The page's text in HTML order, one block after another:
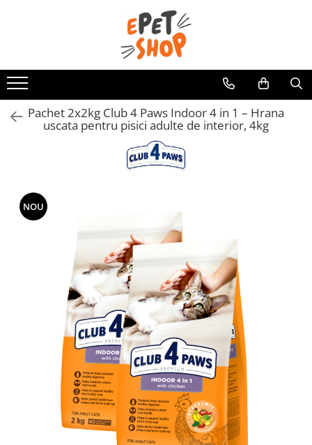
Hrana uscata
Hrana umeda
Recompense
Castroane si boluri
Hrana uscata
Hrana umeda
Recompense
Castroane si boluri
Lese, hamuri si zgarzi
Pachet 2x2kg Club 4 Paws Indoor 4 in 1 – Hrana
uscata pentru pisici adulte de interior, 4kg
NOU